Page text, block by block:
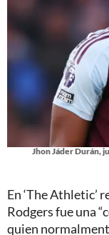
Jhon Jáder Durán,
En ‘The Athletic’
Rodgers fue una
quien